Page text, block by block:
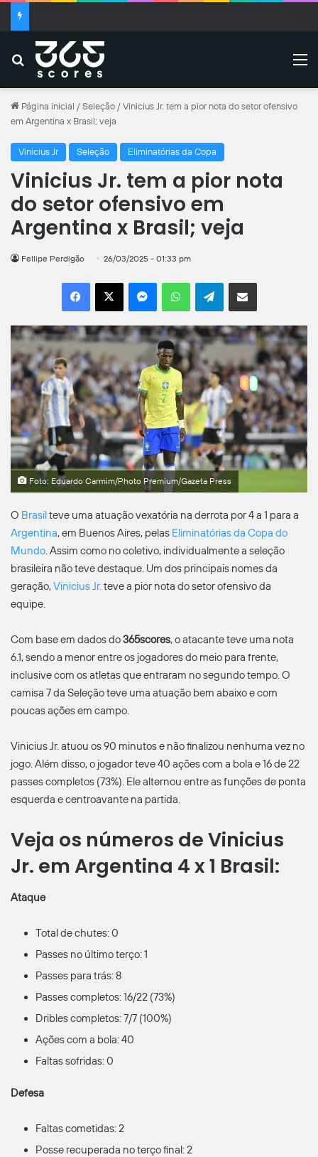
Buscar
Página inicial / Seleção / Vinicius Jr. tem a pior nota do setor ofensivo
em Argentina x Brasil; veja
Vinicius Jr Seleção Eliminatórias da Copa
Vinicius Jr. tem a pior nota
do setor ofensivo em
Argentina x Brasil; veja
Fellipe Perdigão 26/03/2025 - 01:33 pm
Facebook
X MessengerWhatsAppTelegramCompartilhar por e-mail
Foto: Eduardo Carmim/Photo Premium/Gazeta Press
O Brasilteve uma atuação vexatória na derrota por 4 a 1 para a
Argentina, em Buenos Aires, pelas Eliminatórias da Copa do
Mundo. Assim como no coletivo, individualmente a seleção
brasileira não teve destaque. Um dos principais nomes da
geração,Vinicius Jr.teve a pior nota do setor ofensivo da
equipe.
Com base em dados do365scores, o atacante teve uma nota
6.1, sendo a menor entre os jogadores do meio para frente,
inclusive com os atletas que entraram no segundo tempo. O
camisa 7 da Seleção teve uma atuação bem abaixo e com
poucas ações em campo.
Vinicius Jr. atuou os 90 minutos e não finalizou nenhuma vez no
jogo. Além disso, o jogador teve 40 ações com a bola e 16 de 22
passes completos (73%). Ele alternou entre as funções de ponta
esquerda e centroavante na partida.
Veja os números de Vinicius
Jr. em Argentina 4 x 1 Brasil:
Ataque
Total de chutes: 0
Passes no último terço: 1
Passes para trás: 8
Passes completos: 16/22 (73%)
Dribles completos: 7/7 (100%)
Ações com a bola: 40
Faltas sofridas: 0
Defesa
Faltas cometidas: 2
Posse recuperada no terço final: 2